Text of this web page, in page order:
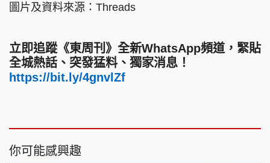
圖片及資料來源：Threads
立即追蹤《東周刊》全新WhatsApp頻道，緊貼
全城熱話、突發猛料、獨家消息！
https://bit.ly/4gnvlZf
你可能感興趣